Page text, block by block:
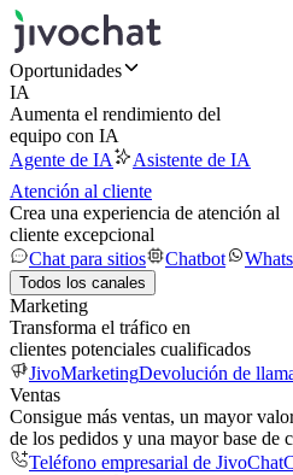
Oportunidades
IA
Aumenta el rendimiento del
equipo con IA
Agente de IA
Asistente de IA
Atención al cliente
Crea una experiencia de atención al
cliente excepcional
Chat para sitios
Chatbot
Todos los canales
Marketing
Transforma el tráfico en
clientes potenciales cualificados
JivoMarketingDevolución de
Ventas
Consigue más ventas, un mayor
de los pedidos y una mayor base de
Teléfono empresarial de JivoChat